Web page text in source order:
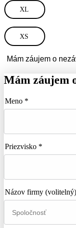
XL
XS
Mám záujem o
Mám záujem
Meno *
Priezvisko *
Názov firmy (volitelný)